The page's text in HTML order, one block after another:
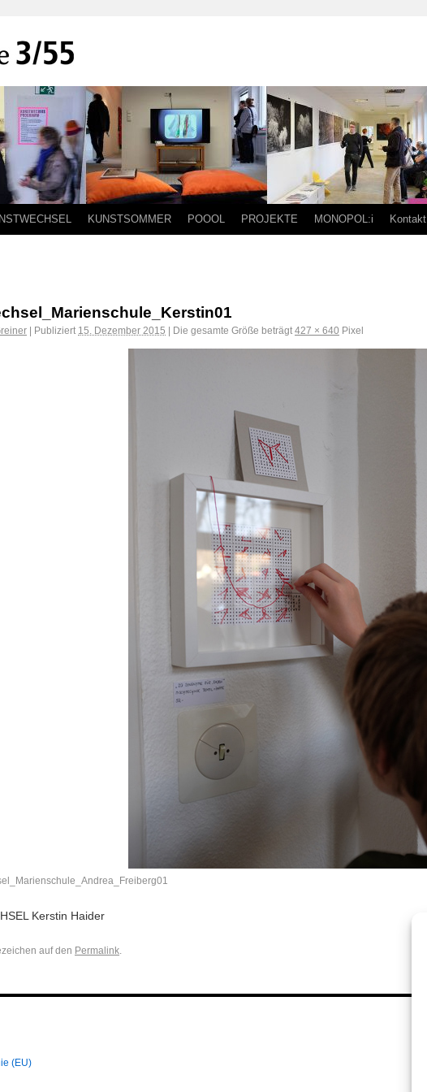
KUNSTSOMMER POOOL PROJEKTE MONOPOL:i Kontakt
Publiziert 15. Dezember 2015 Die gesamte Größe beträgt 427 × 640 Pixel
Kerstin Haider
auf den Permalink.
(EU)